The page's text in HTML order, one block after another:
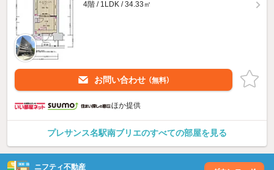
4階 / 1LDK / 34.33㎡
お問い合わせ （無料）
ほか提供
プレサンス名駅南ブリエのすべての部屋を見る
ニフティ不動産